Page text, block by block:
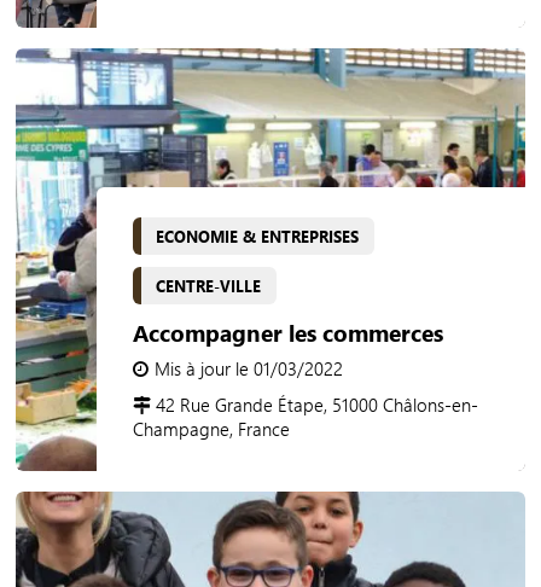
ECONOMIE & ENTREPRISES
CENTRE-VILLE
Accompagner les commerces
Mis à jour le 01/03/2022
42 Rue Grande Étape, 51000 Châlons-en-
Champagne, France